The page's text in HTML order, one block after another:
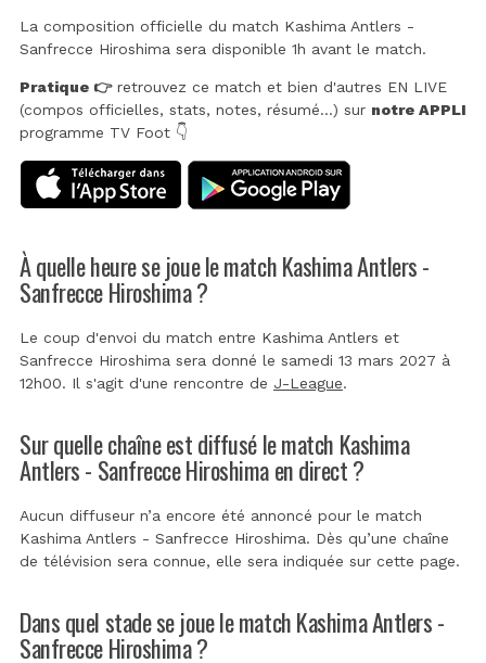
La composition officielle du match Kashima Antlers -
Sanfrecce Hiroshima sera disponible 1h avant le match.
Pratique 👉retrouvez ce match et bien d'autres EN LIVE
(compos officielles, stats, notes, résumé...) sur notre APPLI
programme TV Foot 👇
À quelle heure se joue le match Kashima Antlers -
Sanfrecce Hiroshima ?
Le coup d'envoi du match entre Kashima Antlers et
Sanfrecce Hiroshima sera donné le samedi 13 mars 2027 à
12h00. Il s'agit d'une rencontre de J-League.
Sur quelle chaîne est diffusé le match Kashima
Antlers - Sanfrecce Hiroshima en direct ?
Aucun diffuseur n’a encore été annoncé pour le match
Kashima Antlers - Sanfrecce Hiroshima. Dès qu’une chaîne
de télévision sera connue, elle sera indiquée sur cette page.
Dans quel stade se joue le match Kashima Antlers -
Sanfrecce Hiroshima ?